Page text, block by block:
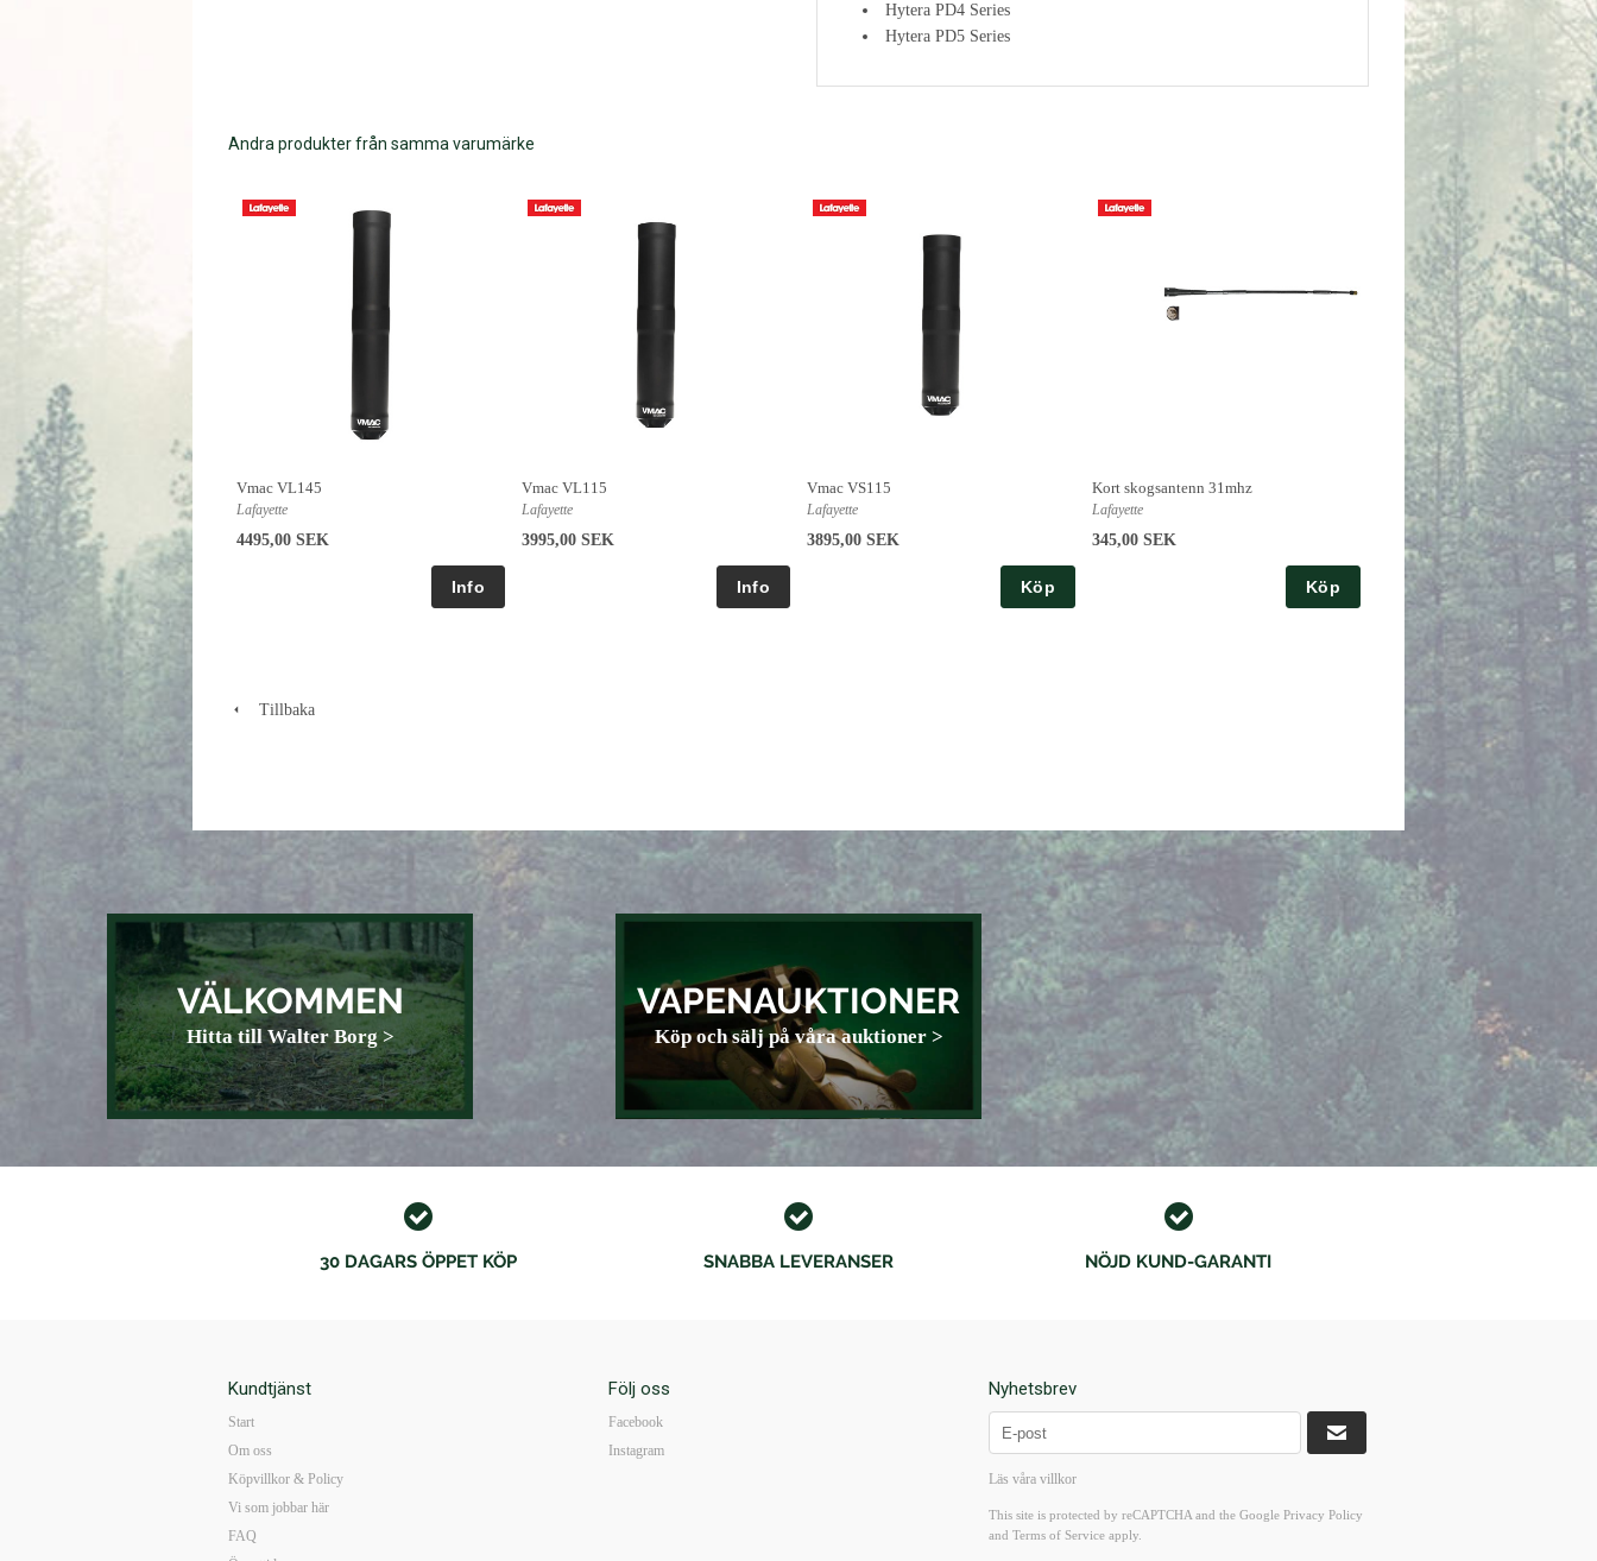
Hytera PD4 Series
Hytera PD5 Series
Andra produkter från samma varumärke
Vmac VL145
Lafayette
4495,00 SEK
Vmac VL115
Lafayette
3995,00 SEK
Vmac VS115
Lafayette
3895,00 SEK
Köp
Kort skogsantenn 31mhz
Lafayette
345,00 SEK
Köp
Tillbaka
VÄLKOMMEN
Hitta till Walter Borg >
VAPENAUKTIONER
Köp och sälj på våra auktioner >
30 DAGARS ÖPPET KÖP SNABBA LEVERANSER NÖJD KUND-GARANTI
Kundtjänst
Start
Om oss
Köpvillkor & Policy
Vi som jobbar här
FAQ
Följ oss
Facebook
Instagram
Nyhetsbrev
Läs våra villkor
This site is protected by reCAPTCHA and the Google Privacy Policy
and Terms of Serviceapply.